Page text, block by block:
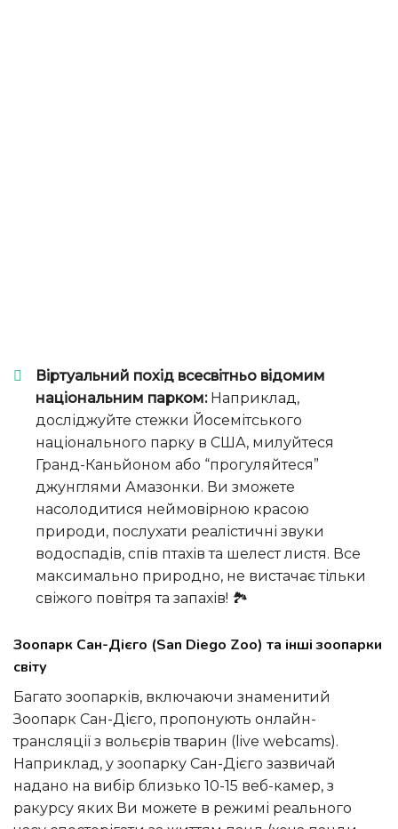
Віртуальний похід всесвітньо відомим
національним парком:Наприклад,
досліджуйте стежки Йосемітського
національного парку в США, милуйтеся
Гранд-Каньйоном або “прогуляйтеся”
джунглями Амазонки. Ви зможете
насолодитися неймовірною красою
природи, послухати реалістичні звуки
водоспадів, спів птахів та шелест листя. Все
максимально природно, не вистачає тільки
свіжого повітря та запахів! 🏞️
Зоопарк Сан-Дієго (San Diego Zoo) та інші зоопарки
світу
Багато зоопарків, включаючи знаменитий
Зоопарк Сан-Дієго, пропонують онлайн-
трансляції з вольєрів тварин (live webcams).
Наприклад, у зоопарку Сан-Дієго зазвичай
надано на вибір близько 10-15 веб-камер, з
ракурсу яких Ви можете в режимі реального